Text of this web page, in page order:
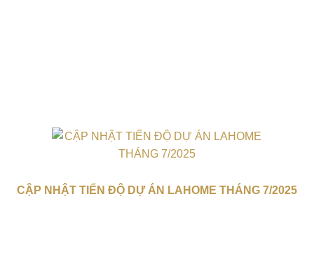
CẬP NHẬT TIẾN ĐỘ DỰ ÁN LAHOME THÁNG 7/2025